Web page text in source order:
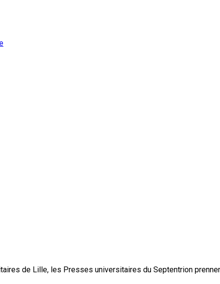
de Lille, les Presses universitaires du Septentrion